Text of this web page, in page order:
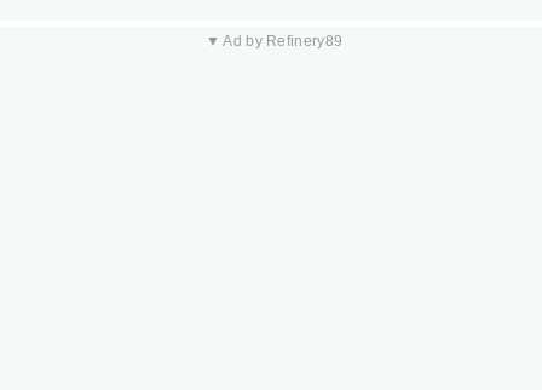
▼ Ad by Refinery89